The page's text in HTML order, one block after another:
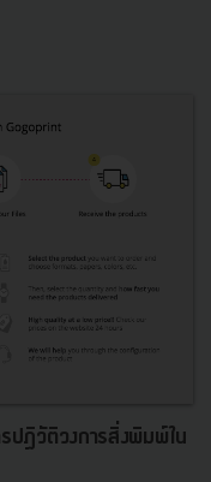
ฏิวัติวงการสิ่งพิมพ์ใน